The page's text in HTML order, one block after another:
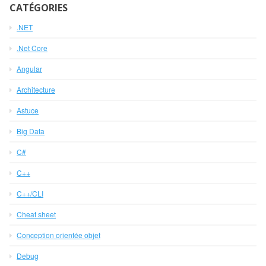
CATÉGORIES
.NET
.Net Core
Angular
Architecture
Astuce
Big Data
C#
C++
C++/CLI
Cheat sheet
Conception orientée objet
Debug